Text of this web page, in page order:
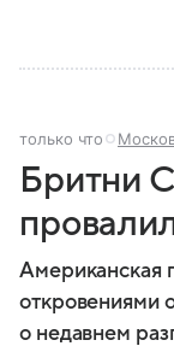
только что
Бритни
Американская
откровениями
о недавнем